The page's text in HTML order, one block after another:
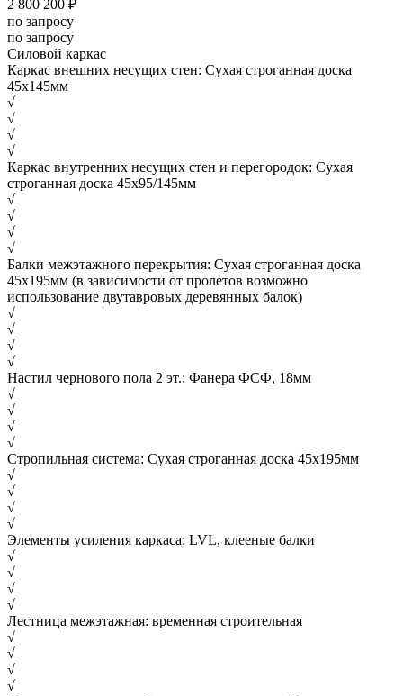
2 800 200 ₽
по запросу
по запросу
Силовой каркас
Каркас внешних несущих стен: Сухая строганная доска
45х145мм
√
√
√
√
Каркас внутренних несущих стен и перегородок: Сухая
строганная доска 45х95/145мм
√
√
√
√
Балки межэтажного перекрытия: Сухая строганная доска
45х195мм (в зависимости от пролетов возможно
использование двутавровых деревянных балок)
√
√
√
√
Настил чернового пола 2 эт.: Фанера ФСФ, 18мм
√
√
√
√
Стропильная система: Сухая строганная доска 45х195мм
√
√
√
√
Элементы усиления каркаса: LVL, клееные балки
√
√
√
√
Лестница межэтажная: временная строительная
√
√
√
√